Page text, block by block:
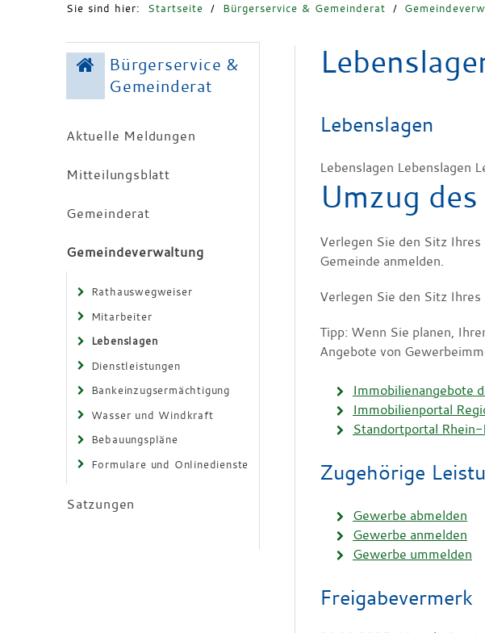
Sie sind hier: Startseite / Bürgerservice & Gemeinderat /
Bürgerservice &
Gemeinderat
Aktuelle Meldungen
Mitteilungsblatt
Gemeinderat
Gemeindeverwaltung
Rathauswegweiser
Mitarbeiter
Lebenslagen
Dienstleistungen
Bankeinzugsermächtigung
Wasser und Windkraft
Bebauungspläne
Formulare und Onlinedienste
Satzungen
Lebenslagen
Lebenslagen Lebenslagen
Umzug
Verlegen Sie den Sitz
Gemeinde anmelden.
Verlegen Sie den Sitz
Tipp: Wenn Sie planen,
Angebote von
Immobilienangebote
Immobilienportal
Standortportal
Zugehörige
Gewerbe abmelden
Gewerbe anmelden
Gewerbe ummelden
Freigabevermerk